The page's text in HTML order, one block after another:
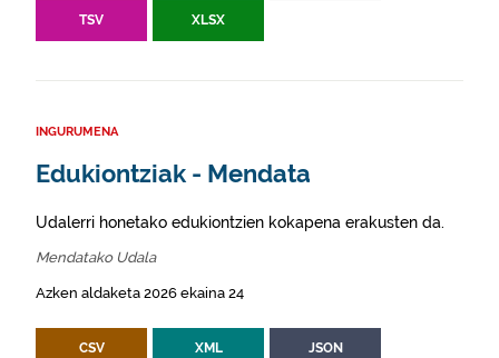
TSV XLSX
INGURUMENA
Edukiontziak - Mendata
Udalerri honetako edukiontzien kokapena erakusten da.
Mendatako Udala
Azken aldaketa 2026 ekaina 24
CSV XML JSON